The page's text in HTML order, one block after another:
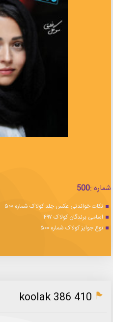
شماره :500
نکات خواندنی عکس جلد کولاک شماره ۵۰۰
اسامی برندگان کولاک ۴۹۷
نوع جوایز کولاک شماره ۵۰۰
koolak 386 410